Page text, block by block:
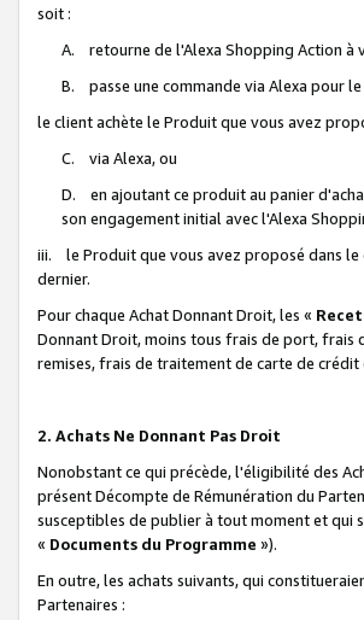
soit :
A. retourne de l'Alexa Shopping Action à
B. passe une commande via Alexa pour
le client achète le Produit que vous avez
C. via Alexa, ou
D. en ajoutant ce produit au panier
son engagement initial avec l'Alexa
iii. le Produit que vous avez proposé dans le
dernier.
Pour chaque Achat Donnant Droit, les «
Donnant Droit, moins tous frais de port, frais
remises, frais de traitement de carte de
2. Achats Ne Donnant Pas Droit
Nonobstant ce qui précède, l'éligibilité des
présent Décompte de Rémunération du
susceptibles de publier à tout moment et qui
« Documents du Programme »).
En outre, les achats suivants, qui
Partenaires :